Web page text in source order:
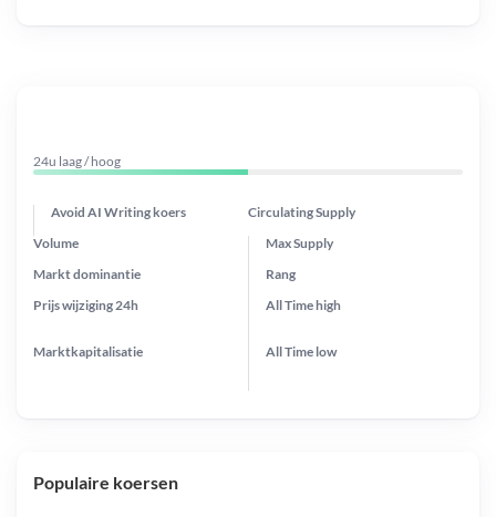
24u laag / hoog
Avoid AI Writing koers Circulating Supply
Prijs wijziging 24h
Max Supply
Markt dominantie
Marktkapitalisatie
Volume
Rang
All Timehigh
All Time low
Populaire koersen